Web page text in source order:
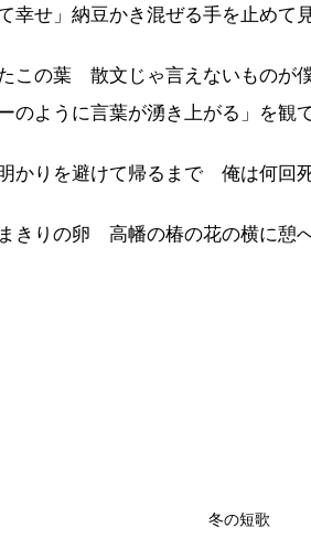
て幸せ」納豆かき混ぜる手を止め
この葉 散文じゃ言えないものが
のように言葉が湧き上がる」を観て
かりを避けて帰るまで 俺は何回
きりの卵 高幡の椿の花の横に憩
冬の短歌